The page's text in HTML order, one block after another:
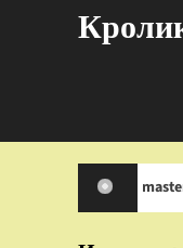
TCA